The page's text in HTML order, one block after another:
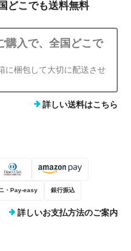
どこでも送料無料
購入で、全国どこで
に梱包して大切に配送させ
詳しい送料はこちら
・Pay-easy 銀行振込
詳しいお支払方法のご案内